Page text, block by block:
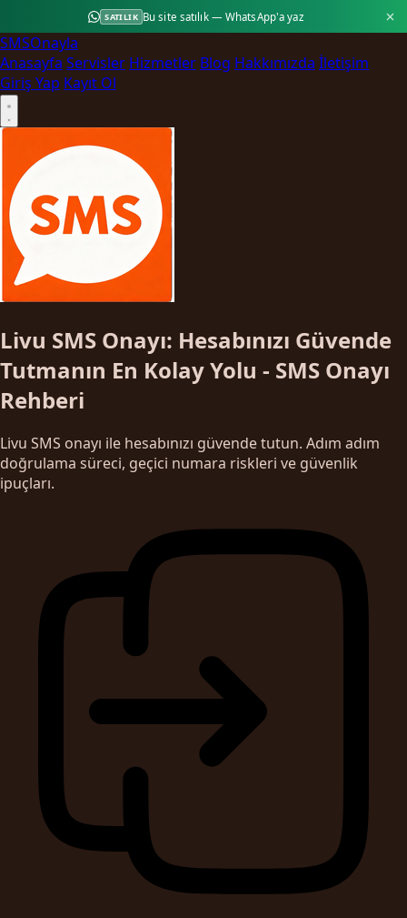
SATILIK Bu site satılık — WhatsApp'a yaz
SMSOnayla
Anasayfa Servisler Hizmetler Blog Hakkımızda İletişim
Giriş Yap Kayıt Ol
Livu SMS Onayı: Hesabınızı Güvende
Tutmanın En Kolay Yolu - SMS Onayı
Rehberi
Livu SMS onayı ile hesabınızı güvende tutun. Adım adım
doğrulama süreci, geçici numara riskleri ve güvenlik
ipuçları.